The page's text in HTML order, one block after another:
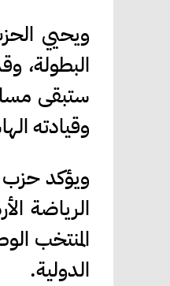
ويحيي
البطولة،
ستبقى
وقيادته
ويؤكد حزب
الرياضة
المنتخب
الدولية.